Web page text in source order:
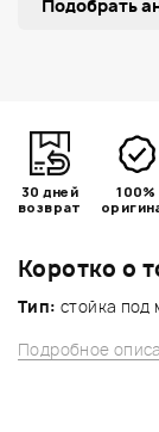
Коротко о
Тип: стойка под
Подробное
Подобрать
30 дней
возврат
100%